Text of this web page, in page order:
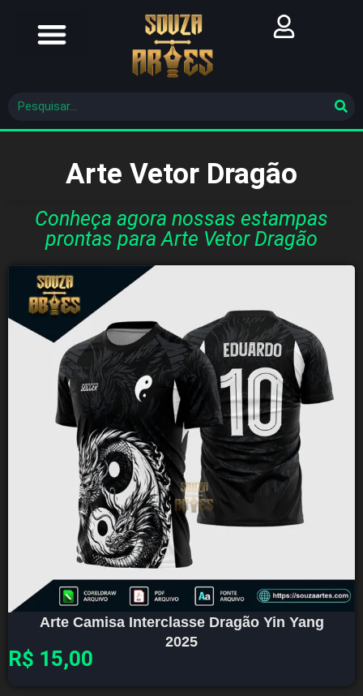
Arte Vetor Dragão
Conheça agora nossas estampas
prontas para Arte Vetor Dragão
Arte Camisa Interclasse Dragão Yin Yang
2025
R$ 15,00